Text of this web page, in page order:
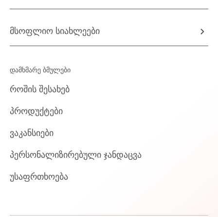
მსოფლიო სიახლეები
დამხმარე ბმულები
როშის შესახებ
პროდუქტები
ვაკანსიები
პერსონალიზირებული ჯანდაცვა
უსაფრთხოება